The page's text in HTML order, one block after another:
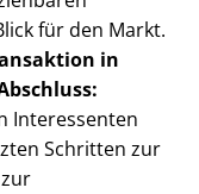
für den Markt.
in
Interessenten
Schritten zur